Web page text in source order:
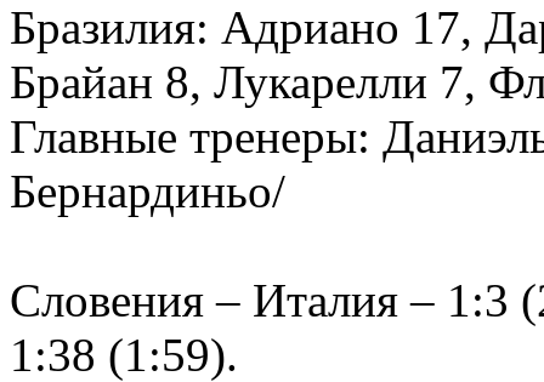
Бразилия: Адриано 17,
Брайан 8, Лукарелли 7,
Главные тренеры:
Бернардиньо/
Словения – Италия – 1:3
1:38 (1:59).